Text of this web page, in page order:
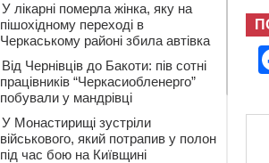
У лікарні померла жінка, яку на
пішохідному переході в
Черкаському районі збила автівка
Від Чернівців до Бакоти: пів сотні
працівників “Черкасиобленерго”
побували у мандрівці
У Монастирищі зустріли
військового, який потрапив у полон
під час бою на Київщині